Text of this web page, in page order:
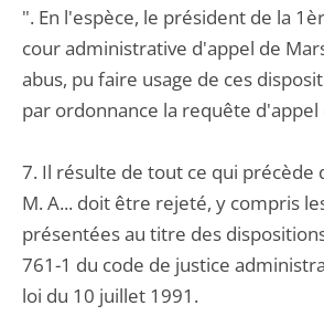
". En l'espèce, le président de la
cour administrative d'appel de
abus, pu faire usage de ces
par ordonnance la requête d'appel
7. Il résulte de tout ce qui précède
M. A... doit être rejeté, y compris
présentées au titre des
761-1 du code de justice
loi du 10 juillet 1991.